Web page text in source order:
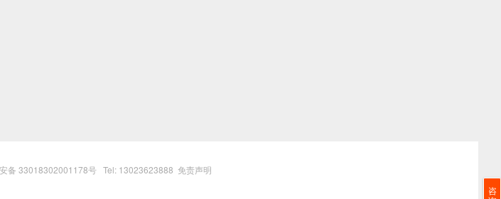
咨
备 33018302001178号 Tel: 13023623888 免责声明